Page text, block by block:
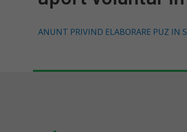
ANUNT PRIVIND ELABORARE PUZ IN